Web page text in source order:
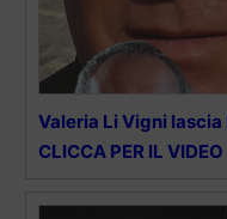
Valeria Li Vigni
CLICCA PER IL VIDEO